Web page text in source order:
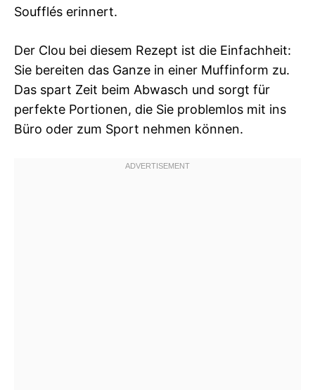
Soufflés erinnert.
Der Clou bei diesem Rezept ist die Einfachheit:
Sie bereiten das Ganze in einer Muffinform zu.
Das spart Zeit beim Abwasch und sorgt für
perfekte Portionen, die Sie problemlos mit ins
Büro oder zum Sport nehmen können.